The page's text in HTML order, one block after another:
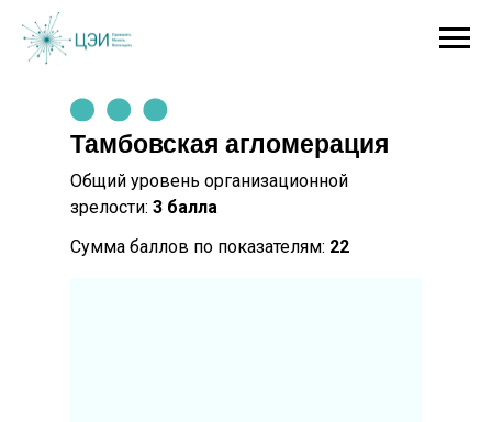
Тамбовская агломерация
Общий уровень организационной
зрелости: 3 балла
Сумма баллов по показателям: 22